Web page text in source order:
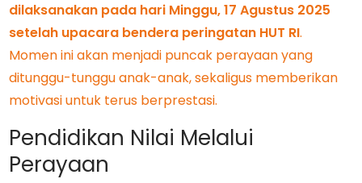
dilaksanakan pada hari Minggu, 17 Agustus 2025
setelah upacara bendera peringatan HUT RI.
Momen ini akan menjadi puncak perayaan yang
ditunggu-tunggu anak-anak, sekaligus memberikan
motivasi untuk terus berprestasi.
Pendidikan Nilai Melalui
Perayaan